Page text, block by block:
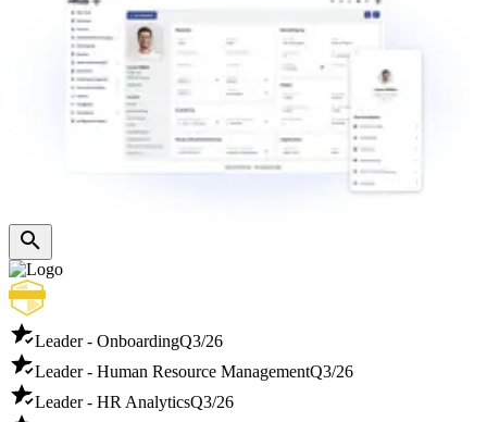
Leader - OnboardingQ3/26
Leader - Human Resource ManagementQ3/26
Leader - HR AnalyticsQ3/26